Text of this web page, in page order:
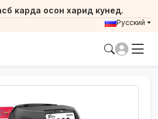
карда осон харид кунед.
Русский